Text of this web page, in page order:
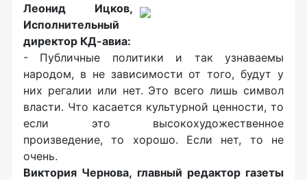
Леонид Ицков,
Исполнительный
директор КД-авиа:
- Публичные политики и так узнаваемы
народом, в не зависимости от того, будут у
них регалии или нет. Это всего лишь символ
власти. Что касается культурной ценности, то
если это высокохудожественное
произведение, то хорошо. Если нет, то не
очень.
Виктория Чернова, главный редактор газеты